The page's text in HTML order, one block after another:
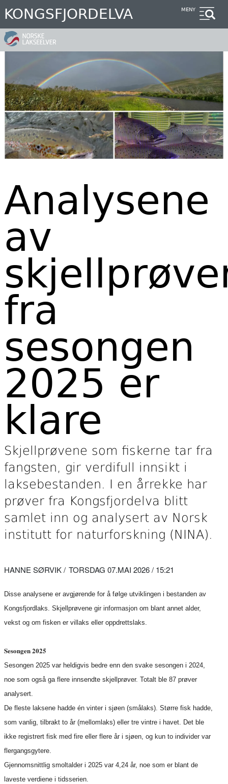
Hopp
til
hovedinnhold
KONGSFJORDELVA MENY
Analysene
av
fra
sesongen
2025 er
klare
Skjellprøvene som fiskerne tar fra
fangsten, gir verdifull innsikt i
laksebestanden. I en årrekke har
prøver fra Kongsfjordelva blitt
samlet inn og analysert av Norsk
institutt for naturforskning (NINA).
HANNE SØRVIK TORSDAG 07.MAI 2026 / 15:21
Disse analysene er avgjørende for å følge utviklingen i bestanden av
Kongsfjordlaks. Skjellprøvene gir informasjon om blant annet alder,
vekst og om fisken er villaks eller oppdrettslaks.
Sesongen 2025
Sesongen 2025 var heldigvis bedre enn den svake sesongen i 2024,
noe som også ga flere innsendte skjellprøver. Totalt ble 87 prøver
analysert.
De fleste laksene hadde én vinter i sjøen (smålaks). Større fisk hadde,
som vanlig, tilbrakt to år (mellomlaks) eller tre vintre i havet. Det ble
ikke registrert fisk med fire eller flere år i sjøen, og kun to individer var
flergangsgytere.
Gjennomsnittlig smoltalder i 2025 var 4,24 år, noe som er blant de
laveste verdiene i tidsserien.